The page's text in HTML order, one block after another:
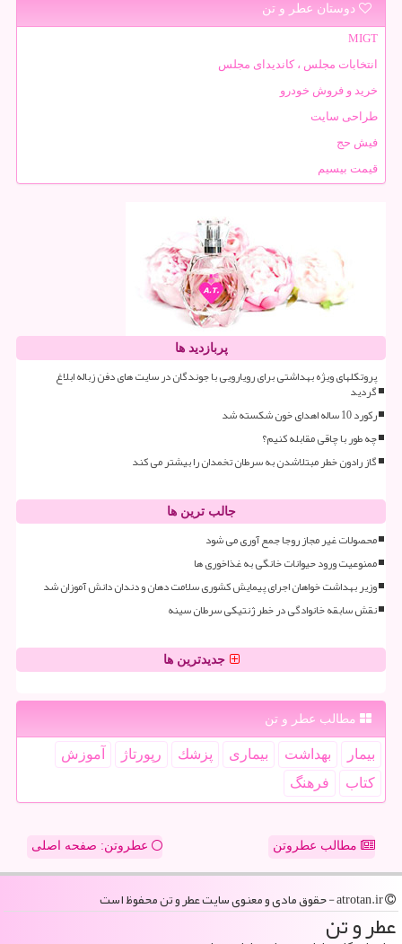
دوستان عطر و تن
MIGT
انتخابات مجلس ، کاندیدای مجلس
خرید و فروش خودرو
طراحی سایت
فیش حج
قیمت بیسیم
پربازدید ها
پروتکلهای ویژه بهداشتی برای رویارویی با جوندگان در سایت های دفن زباله ابلاغ
گردید
رکورد 10 ساله اهدای خون شکسته شد
چه طور با چاقی مقابله کنیم؟
گاز رادون خطر مبتلاشدن به سرطان تخمدان را بیشتر می کند
جالب ترین ها
محصولات غیر مجاز روجا جمع آوری می شود
ممنوعیت ورود حیوانات خانگی به غذاخوری ها
وزیر بهداشت خواهان اجرای پیمایش کشوری سلامت دهان و دندان دانش آموزان شد
نقش سابقه خانوادگی در خطر ژنتیکی سرطان سینه
جدیدترین ها
مطالب عطر و تن
بیمار بهداشت بیماری پزشك رپورتاژ
آموزش
كتاب
فرهنگ
مطالب عطروتن عطروتن: صفحه اصلی
عطر و تن